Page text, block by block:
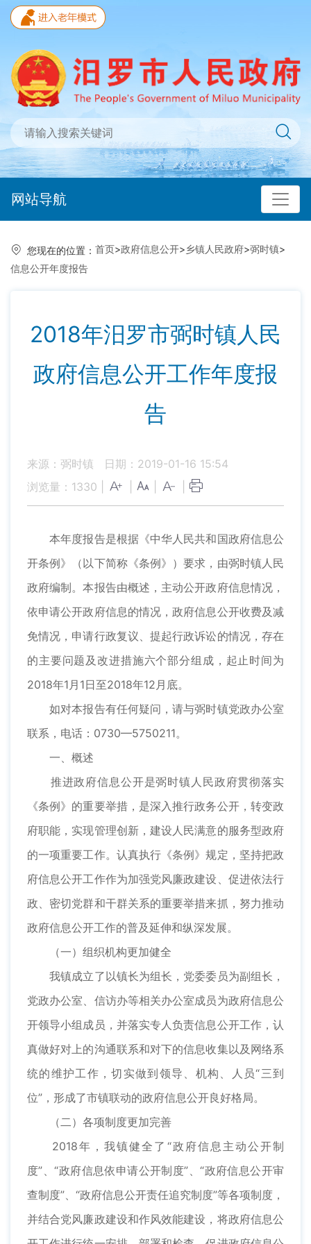
网站导航
您现在的位置： 首页>政府信息公开>乡镇人民政府>弼时镇>
信息公开年度报告
2018年汨罗市弼时镇人民
政府信息公开工作年度报
告
来源：弼时镇
日期：2019-01-16 15:54
浏览量： 1330
本年度报告是根据《中华人民共和国政府信息公
开条例》（以下简称《条例》）要求，由弼时镇人民
政府编制。本报告由概述，主动公开政府信息情况，
依申请公开政府信息的情况，政府信息公开收费及减
免情况，申请行政复议、提起行政诉讼的情况，存在
的主要问题及改进措施六个部分组成，起止时间为
2018年1月1日至2018年12月底。
如对本报告有任何疑问，请与弼时镇党政办公室
联系，电话：0730—5750211。
一、概述
推进政府信息公开是弼时镇人民政府贯彻落实
《条例》的重要举措，是深入推行政务公开，转变政
府职能，实现管理创新，建设人民满意的服务型政府
的一项重要工作。认真执行《条例》规定，坚持把政
府信息公开工作作为加强党风廉政建设、促进依法行
政、密切党群和干群关系的重要举措来抓，努力推动
政府信息公开工作的普及延伸和纵深发展。
（一）组织机构更加健全
我镇成立了以镇长为组长，党委委员为副组长，
党政办公室、信访办等相关办公室成员为政府信息公
开领导小组成员，并落实专人负责信息公开工作，认
真做好对上的沟通联系和对下的信息收集以及网络系
统的维护工作，切实做到领导、机构、人员“三到
位”，形成了市镇联动的政府信息公开良好格局。
（二）各项制度更加完善
2018年，我镇健全了“政府信息主动公开制
度”、“政府信息依申请公开制度”、“政府信息公开审
查制度”、“政府信息公开责任追究制度”等各项制度，
并结合党风廉政建设和作风效能建设，将政府信息公